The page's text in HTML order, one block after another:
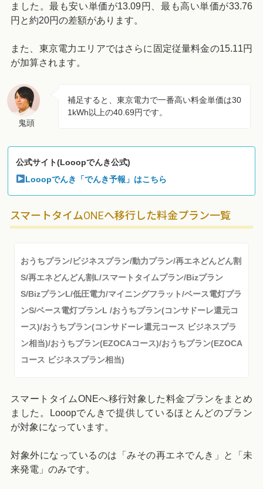
ました。最も安い単価が13.09円、最も高い単価が33.76
円と約20円の差額があります。
また、東京電力エリアではさらに固定従量料金の15.11円
が加算されます。
鬼頭
補足すると、東京電力で一番高い料金単価は30
1kWh以上の40.69円です。
公式サイト(Looopでんき公式)
Looopでんき「でんき予報」はこちら
スマートタイムONEへ移行した料金プラン一覧
おうちプラン/ビジネスプラン/動力プラン/再エネどんどん割
S/再エネどんどん割L/スマートタイムプラン/Bizプラン
S/BizプランL/低圧電力/マイニングフラット/ベース電灯プラ
ンS/ベース電灯プランL /おうちプラン(コンサドーレ還元コ
ース)/おうちプラン(コンサドーレ還元コース ビジネスプラ
ン相当)/おうちプラン(EZOCAコース)/おうちプラン(EZOCA
コース ビジネスプラン相当)
スマートタイムONEへ移行対象した料金プランをまとめ
ました。Looopでんきで提供しているほとんどのプラン
が対象になっています。
対象外になっているのは「みその再エネでんき」と「未
来発電」のみです。